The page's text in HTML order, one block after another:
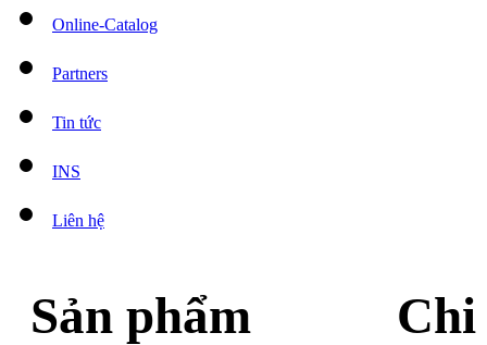
Online-Catalog
Partners
Tin tức
INS
Liên hệ
Sản phẩm Chi